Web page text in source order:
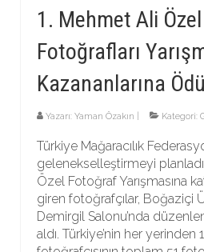
1. Mehmet Ali
Fotoğrafları
Kazananlarına
Yazarı: Yaman Özakın Kategori:
Türkiye Mağaracılık
gelenekselleştirmeyi
Özel Fotoğraf Yarışmasına
giren fotoğrafçılar, Boğaziçi
Demirgil Salonu’nda
aldı. Türkiye’nin her yerinden